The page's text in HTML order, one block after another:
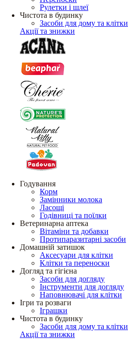
Рулетки і шлеї
Чистота в будинку
Засоби для дому та клітки
Акції та знижки
Годування
Корм
Замінники молока
Ласощі
Годівниці та поїлки
Ветеринарна аптека
Вітаміни та добавки
Протипаразитарні засоби
Домашній затишок
Аксесуари для клітки
Клітки та переноски
Догляд та гігієна
Засоби для догляду
Інструменти для догляду
Наповнювачі для клітки
Ігри та розваги
Іграшки
Чистота в будинку
Засоби для дому та клітки
Акції та знижки